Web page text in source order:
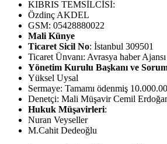
KIBRIS TEMSİLCİSİ:
Özdinç AKDEL
GSM: 05428880022
Mali Künye
Ticaret Sicil No: İstanbul 309501
Ticaret Ünvanı: Avrasya haber
Yönetim Kurulu Başkanı ve
Yüksel Uysal
Sermaye: Tamamı ödenmiş
Denetçi: Mali Müşavir Cemil
Hukuk Müşavirleri:
Nuran Veyseller
M.Cahit Dedeoğlu